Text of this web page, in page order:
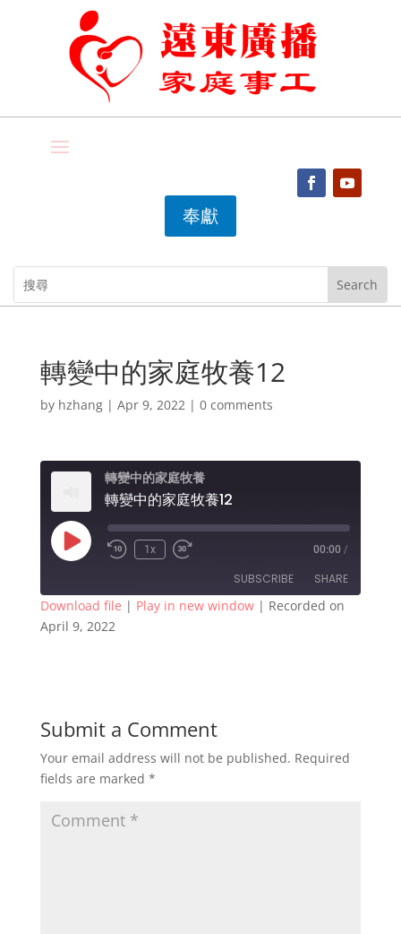
奉獻
轉變中的家庭牧養12
by hzhang| Apr 9, 2022| 0 comments
轉變中的家庭牧養
轉變中的家庭牧養12
Play
Episode
Rewind
1x
Fast
seconds
00:00 /
SUBSCRIBE SHARE
SHARE
Download file | Play in new window| Recorded on
April 9, 2022
Submit a Comment
Your email address will not be published. Required
fields are marked *